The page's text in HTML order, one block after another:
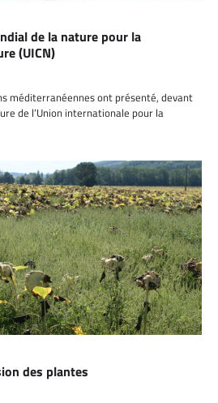
de la nature pour la
(UICN)
méditerranéennes ont présenté, devant
de l’Union internationale pour la
des plantes